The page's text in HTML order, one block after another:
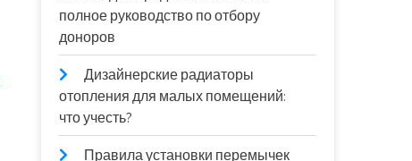
полное руководство по отбору
доноров
Дизайнерские радиаторы
отопления для малых помещений:
что учесть?
Правила установки перемычек